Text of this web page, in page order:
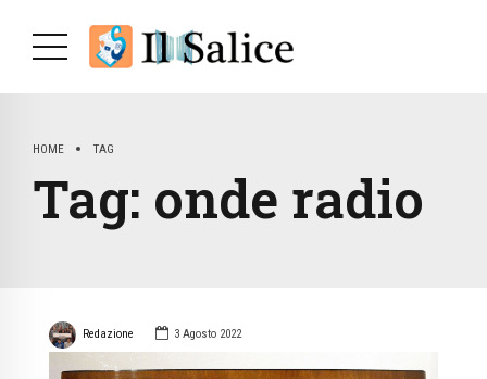
HOME TAG
Tag: onde radio
Redazione 3 Agosto 2022